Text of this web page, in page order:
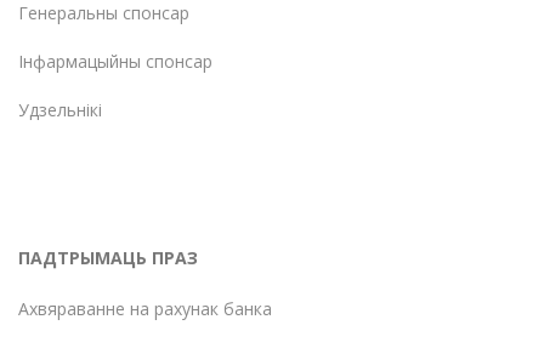
Генеральны спонсар
Інфармацыйны спонсар
Удзельнікі
ПАДТРЫМАЦЬ ПРАЗ
Ахвяраванне на рахунак банка